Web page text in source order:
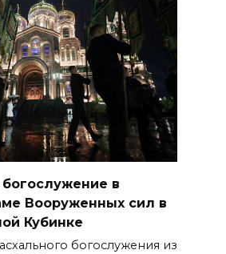
в
Вооруженных сил в
Кубинке
богослужения из